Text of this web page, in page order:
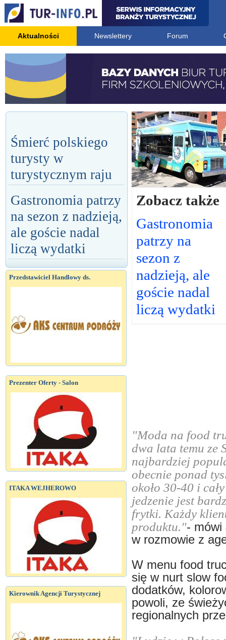
Aktualności Newslettery Forum
Śmierć polskiego
turysty w
turystycznym raju
Gastronomia patrzy
na sezon z nadzieją,
ale goście nadal
liczą wydatki
Przedstawiciel Handlowy ds.
Prezenter Oferty - Salon
ITAKA WEJHEROWO
Kierownik Agencji Turystycznej
Zobacz także
Gastronomia
patrzy na
sezon z
nadzieją, ale
goście nadal
liczą wydatki
"Moda na food
dwa lata temu ze
najbardziej
obecnie ponad
około 30-40 i
jedzenie jest
frytki. Każdy
produktu."- mówi
w rozmowie z
W menu food
się w nurt slow
dodatków,
powoli, ze
regionalnych